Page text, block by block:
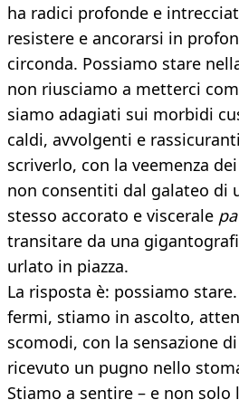
ha radici profonde e
resistere e ancorarsi in
circonda. Possiamo stare
non riusciamo a metterci
siamo adagiati sui morbidi
caldi, avvolgenti e
scriverlo, con la veemenza
non consentiti dal galateo di
stesso accorato e viscerale
transitare da una
urlato in piazza.
La risposta è: possiamo
fermi, stiamo in ascolto,
scomodi, con la sensazione
ricevuto un pugno nello
Stiamo a sentire – e non solo